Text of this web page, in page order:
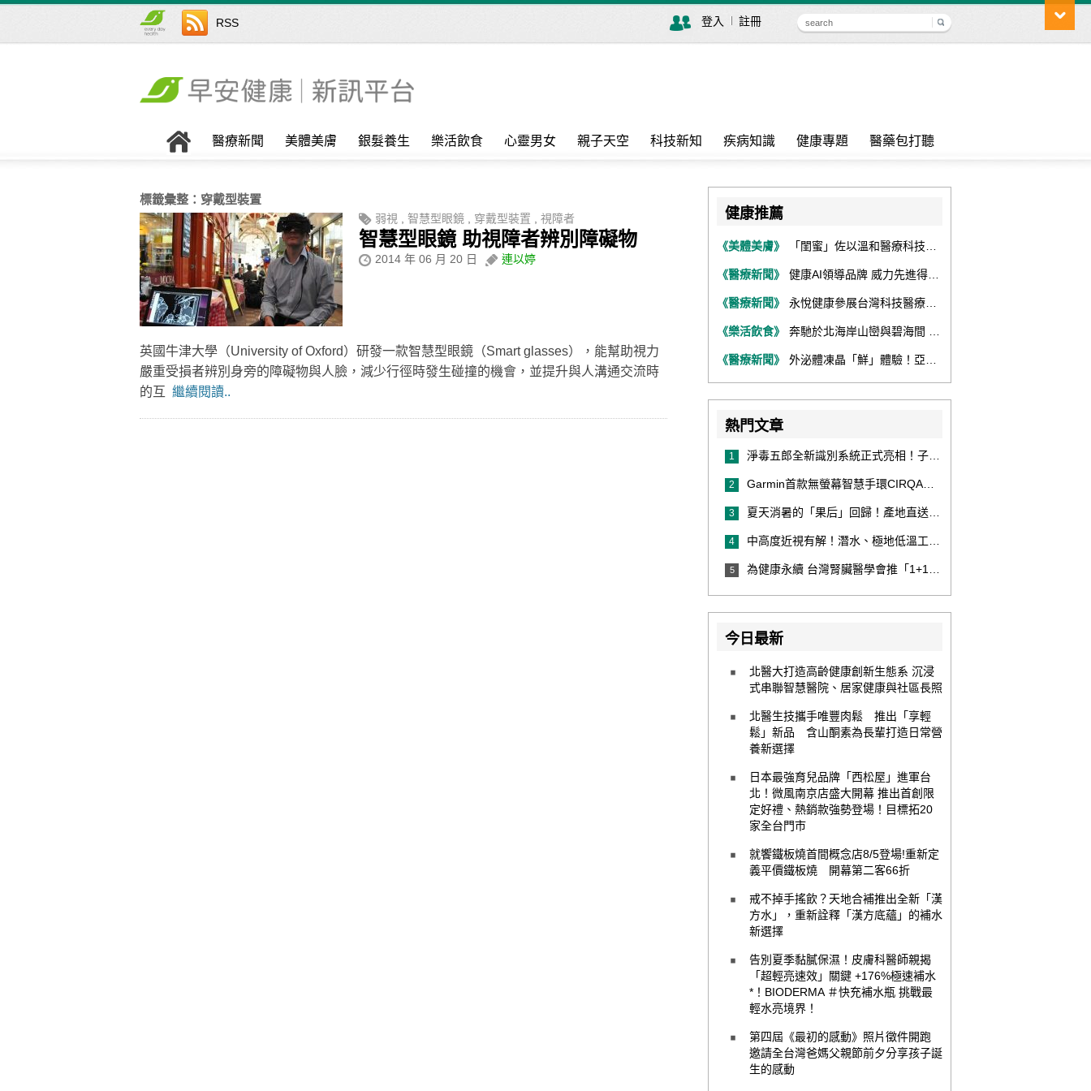
RSS 登入 註冊
醫療新聞 美體美膚 銀髮養生 樂活飲食 心靈男女 親子天空 科技新知 疾病知識 健康專題 醫藥包打聽
標籤彙整： 穿戴型裝置
弱視 智慧型眼鏡 穿戴型裝置 視障者
智慧型眼鏡 助視障者辨別障礙物
2014 年 06 月 20 日 連以婷
英國牛津大學（University of Oxford）研發一款智慧型眼鏡（Smart glasses），能幫助視力
嚴重受損者辨別身旁的障礙物與人臉，減少行徑時發生碰撞的機會，並提升與人溝通交流時
的互 繼續閱讀..
健康推薦
《美體美膚》 「閨蜜」佐以溫和醫療科技，陪伴女性找回身體舒適與自信
《醫療新聞》 健康AI領導品牌 威力先進得獎不斷 同獲『玉山獎』『金炬獎』最高肯定
《醫療新聞》 永悅健康參展台灣科技醫療展 展現數位健康全場景整合能力
《樂活飲食》 奔馳於北海岸山巒與碧海間 跑出屬於你的生命之光 『2026光境半程馬拉松挑戰賽－升龍道』火熱報名中
《醫療新聞》 外泌體凍晶「鮮」體驗！亞家生技解鎖24個月高活性 專利瓶蓋「秒回溶」超驚艷！醫科展秀「睛」亮神采
熱門文章
1 淨毒五郎全新識別系統正式亮相！子品牌然本再推體香噴霧新產品！
2 Garmin首款無螢幕智慧手環CIRQA登場 專注健康無須訂閱！ 輕量舒適風格百搭 生態系無縫串接 打造全天候零干擾健康與恢復管理新體驗
3 夏天消暑的「果后」回歸！產地直送泰國鮮山竹，打造夏日最頂級的天然補給
4 中高度近視有解！潛水、極地低溫工作者優選 EVO ICL 膠原蛋白眼內鏡
5 為健康永續 台灣腎臟醫學會推「1+1 Hold 好腎」 籲掌握eGFR＋UACR雙指標 及早把關腎健康
今日最新
北醫大打造高齡健康創新生態系 沉浸
式串聯智慧醫院、居家健康與社區長照
北醫生技攜手唯豐肉鬆 推出「享輕
鬆」新品 含山酮素為長輩打造日常營
養新選擇
日本最強育兒品牌「西松屋」進軍台
北！微風南京店盛大開幕 推出首創限
定好禮、熱銷款強勢登場！目標拓20
家全台門市
就饗鐵板燒首間概念店8/5登場!重新定
義平價鐵板燒 開幕第二客66折
戒不掉手搖飲？天地合補推出全新「漢
方水」，重新詮釋「漢方底蘊」的補水
新選擇
告別夏季黏膩保濕！皮膚科醫師親揭
「超輕亮速效」關鍵 +176%極速補水
*！BIODERMA ＃快充補水瓶 挑戰最
輕水亮境界！
第四屆《最初的感動》照片徵件開跑
邀請全台灣爸媽父親節前夕分享孩子誕
生的感動